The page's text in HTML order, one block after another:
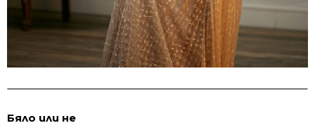
Бяло или не